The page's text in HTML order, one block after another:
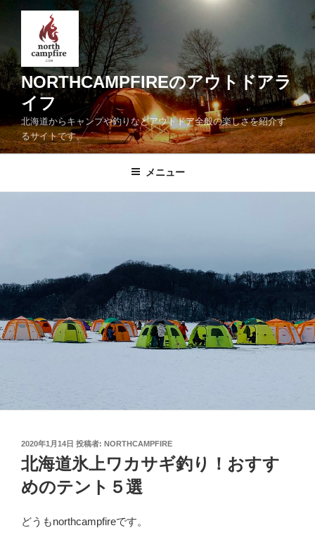
ン
ツ
へ
キ
ッ
NORTHCAMPFIREのアウトドアラ
イフ
北海道からキャンプや釣りなどアウトドア全般の楽しさを紹介す
るサイトです。
メニュー
投
稿
日:
2020年1月14日 投稿者: NORTHCAMPFIRE
北海道氷上ワカサギ釣り！おすす
めのテント５選
どうもnorthcampfireです。